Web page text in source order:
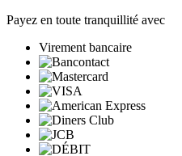
Payez en toute tranquillité avec
Virement bancaire